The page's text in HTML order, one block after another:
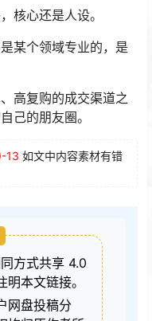
核心还是人设。
某个领域专业的，是
高复购的成交渠道之
己的朋友圈。
13 如文中内容素材有错
方式共享 4.0
本文链接。
网盘投稿分